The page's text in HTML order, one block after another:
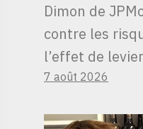
Dimon de
contre les
l’effet de
7 août 2026